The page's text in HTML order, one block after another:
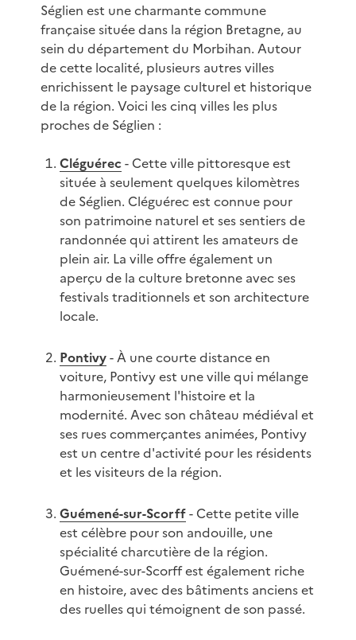
Séglien est une charmante commune
française située dans la région Bretagne, au
sein du département du Morbihan. Autour
de cette localité, plusieurs autres villes
enrichissent le paysage culturel et historique
de la région. Voici les cinq villes les plus
proches de Séglien :
Cléguérec- Cette ville pittoresque est
située à seulement quelques kilomètres
de Séglien. Cléguérec est connue pour
son patrimoine naturel et ses sentiers de
randonnée qui attirent les amateurs de
plein air. La ville offre également un
aperçu de la culture bretonne avec ses
festivals traditionnels et son architecture
locale.
Pontivy- À une courte distance en
voiture, Pontivy est une ville qui mélange
harmonieusement l'histoire et la
modernité. Avec son château médiéval et
ses rues commerçantes animées, Pontivy
est un centre d'activité pour les résidents
et les visiteurs de la région.
Guémené-sur-Scorff- Cette petite ville
est célèbre pour son andouille, une
spécialité charcutière de la région.
Guémené-sur-Scorff est également riche
en histoire, avec des bâtiments anciens et
des ruelles qui témoignent de son passé.